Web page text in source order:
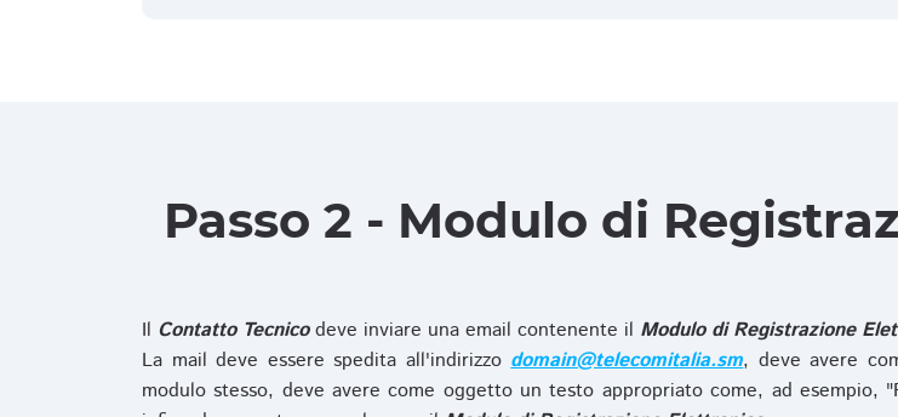
Passo 2 - Modulo di
Il Contatto Tecnicodeve inviare una email contenente il Modulo di Registrazione
La mail deve essere spedita all'indirizzodomain@telecomitalia.sm, deve avere
modulo stesso, deve avere come oggetto un testo appropriato come, ad esempio,